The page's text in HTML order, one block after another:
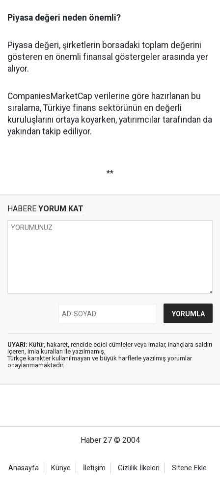
Piyasa değeri neden önemli?
Piyasa değeri, şirketlerin borsadaki toplam değerini
gösteren en önemli finansal göstergeler arasında yer
alıyor.
CompaniesMarketCap verilerine göre hazırlanan bu
sıralama, Türkiye finans sektörünün en değerli
kuruluşlarını ortaya koyarken, yatırımcılar tarafından da
yakından takip ediliyor.
**
HABERE YORUM KAT
UYARI: Küfür, hakaret, rencide edici cümleler veya imalar, inançlara saldırı
içeren, imla kuralları ile yazılmamış,
Türkçe karakter kullanılmayan ve büyük harflerle yazılmış yorumlar
onaylanmamaktadır.
Haber 27 © 2004
Anasayfa Künye İletişim Gizlilik İlkeleri Sitene Ekle